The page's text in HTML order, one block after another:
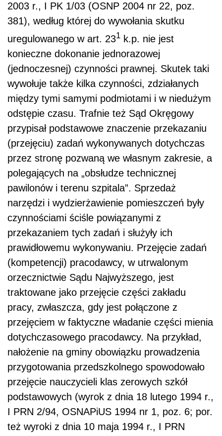
2003 r., I PK 1/03 (OSNP 2004 nr 22, poz.
381), według której do wywołania skutku
uregulowanego w art. 231 k.p. nie jest
konieczne dokonanie jednorazowej
(jednoczesnej) czynności prawnej. Skutek taki
wywołuje także kilka czynności, zdziałanych
między tymi samymi podmiotami i w niedużym
odstępie czasu. Trafnie też Sąd Okręgowy
przypisał podstawowe znaczenie przekazaniu
(przejęciu) zadań wykonywanych dotychczas
przez stronę pozwaną we własnym zakresie, a
polegających na „obsłudze technicznej
pawilonów i terenu szpitala”. Sprzedaż
narzędzi i wydzierżawienie pomieszczeń były
czynnościami ściśle powiązanymi z
przekazaniem tych zadań i służyły ich
prawidłowemu wykonywaniu. Przejęcie zadań
(kompetencji) pracodawcy, w utrwalonym
orzecznictwie Sądu Najwyższego, jest
traktowane jako przejęcie części zakładu
pracy, zwłaszcza, gdy jest połączone z
przejęciem w faktyczne władanie części mienia
dotychczasowego pracodawcy. Na przykład,
nałożenie na gminy obowiązku prowadzenia
przygotowania przedszkolnego spowodowało
przejęcie nauczycieli klas zerowych szkół
podstawowych (wyrok z dnia 18 lutego 1994 r.,
I PRN 2/94, OSNAPiUS 1994 nr 1, poz. 6; por.
też wyroki z dnia 10 maja 1994 r., I PRN